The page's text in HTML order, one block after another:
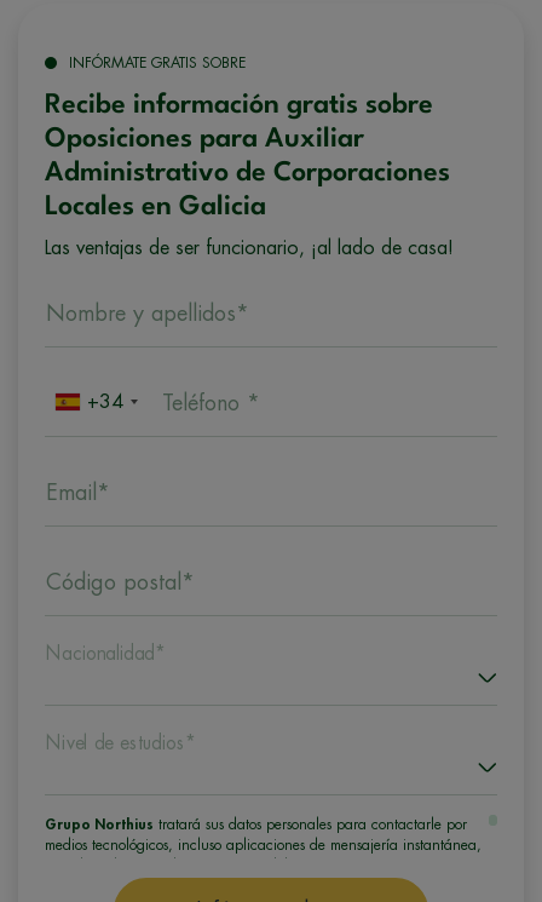
INFÓRMATE GRATIS SOBRE
Recibe información gratis sobre
Oposiciones para Auxiliar
Administrativo de Corporaciones
Locales en Galicia
Las ventajas de ser funcionario, ¡al lado de casa!
Nombre y apellidos*
+34 Teléfono *
Email*
Código postal*
Nacionalidad*
Nivel de estudios*
Grupo Northius tratará sus datos personales para contactarle por
medios tecnológicos, incluso aplicaciones de mensajería instantánea,
seleccionado o de otros directamente relacionados con el interés